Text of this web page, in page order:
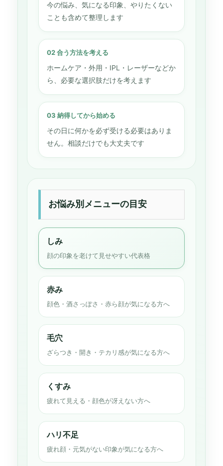
今の悩み、気になる印象、やりたくない
ことも含めて整理します
02 合う方法を考える
ホームケア・外用・IPL・レーザーなどか
ら、必要な選択肢だけを考えます
03 納得してから始める
その日に何かを必ず受ける必要はありま
せん。相談だけでも大丈夫です
お悩み別メニューの目安
しみ
顔の印象を老けて見せやすい代表格
赤み
顔色・酒さっぽさ・赤ら顔が気になる方へ
毛穴
ざらつき・開き・テカリ感が気になる方へ
くすみ
疲れて見える・顔色が冴えない方へ
ハリ不足
疲れ顔・元気がない印象が気になる方へ